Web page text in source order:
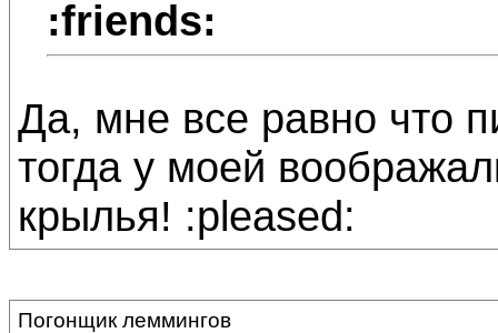
:friends:
Да, мне все равно что
тогда у моей
крылья! :pleased:
Погонщик леммингов